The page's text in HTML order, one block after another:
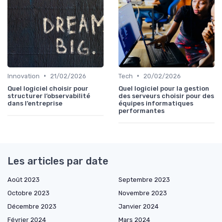
Innovation •
21/02/2026
Quel logiciel choisir pour
structurer l’observabilité
dans l’entreprise
Tech •
20/02/2026
Quel logiciel pour la gestion
des serveurs choisir pour des
équipes informatiques
performantes
Les articles par date
Août 2023
Septembre 2023
Octobre 2023
Novembre 2023
Décembre 2023
Janvier 2024
Février 2024
Mars 2024